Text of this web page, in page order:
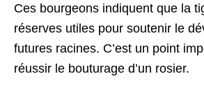
Ces bourgeons indiquent que la
réserves utiles pour soutenir le
futures racines. C’est un point
réussir le bouturage d’un rosier.